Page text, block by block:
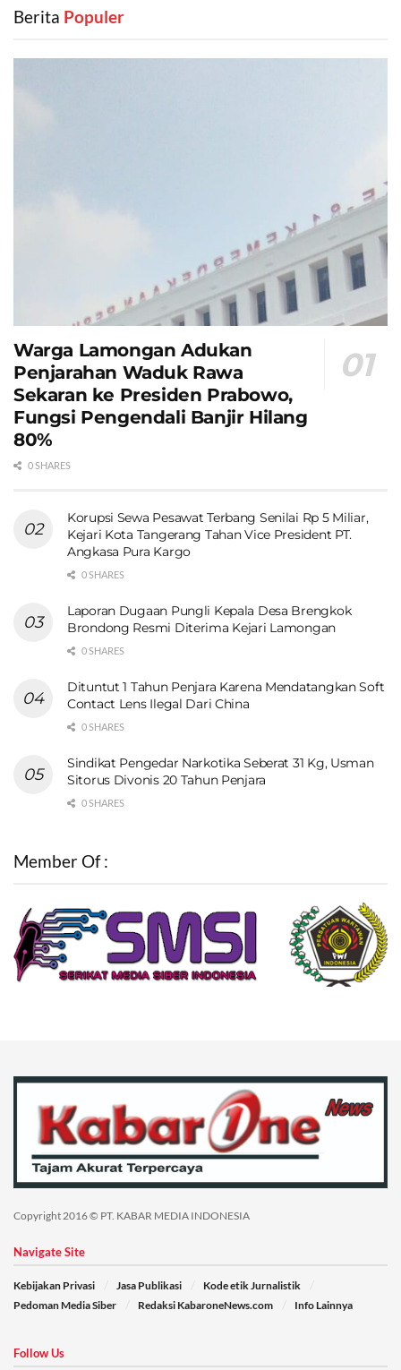
Berita ‎ Populer
Warga Lamongan Adukan
Penjarahan Waduk Rawa
Sekaran ke Presiden Prabowo,
Fungsi Pengendali Banjir Hilang
80%
0 SHARES
Korupsi Sewa Pesawat Terbang Senilai Rp 5 Miliar,
Kejari Kota Tangerang Tahan Vice President PT.
Angkasa Pura Kargo
0 SHARES
Laporan Dugaan Pungli Kepala Desa Brengkok
Brondong Resmi Diterima Kejari Lamongan
0 SHARES
Dituntut 1 Tahun Penjara Karena Mendatangkan Soft
Contact Lens Ilegal Dari China
0 SHARES
Sindikat Pengedar Narkotika Seberat 31 Kg, Usman
Sitorus Divonis 20 Tahun Penjara
0 SHARES
Member Of :
Copyright 2016 © PT. KABAR MEDIA INDONESIA
Navigate Site
Kebijakan Privasi Jasa Publikasi
Kode etik Jurnalistik
Pedoman Media Siber
Redaksi KabaroneNews.com Info Lainnya
Follow Us